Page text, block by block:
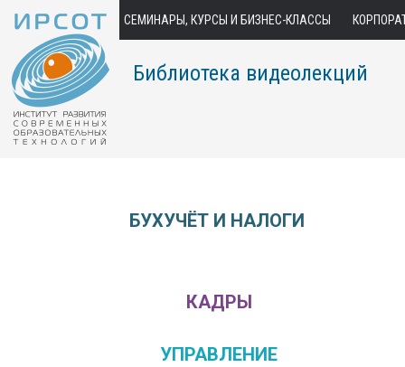
СЕМИНАРЫ, КУРСЫ И БИЗНЕС-КЛАССЫ
Библиотека видеолекций
БУХУЧЁТ И НАЛОГИ
КАДРЫ
УПРАВЛЕНИЕ